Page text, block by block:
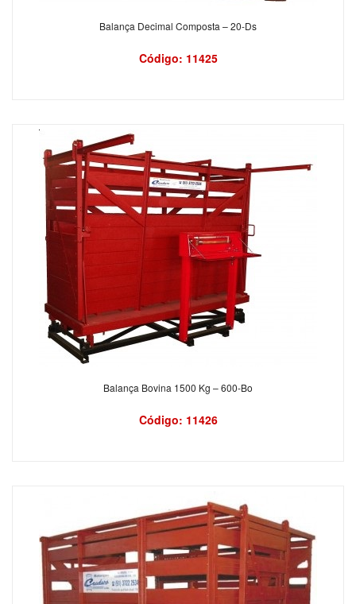
Balança Decimal Composta – 20-Ds
Código: 11425
Balança Bovina 1500 Kg – 600-Bo
Código: 11426